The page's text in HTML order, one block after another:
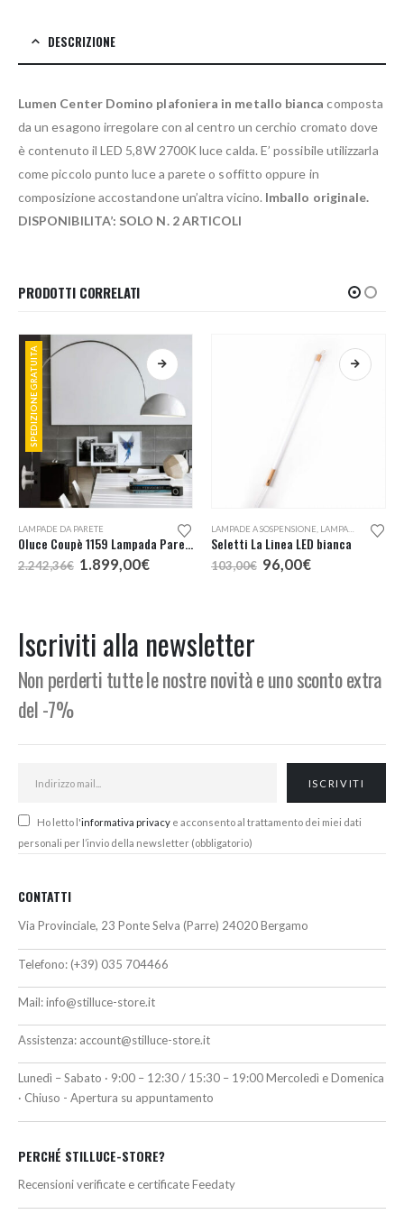
DESCRIZIONE
Lumen Center Domino plafoniera in metallo bianca composta
da un esagono irregolare con al centro un cerchio cromato dove
è contenuto il LED 5,8W 2700K luce calda. E’ possibile utilizzarla
come piccolo punto luce a parete o soffitto oppure in
composizione accostandone un’altra vicino. Imballo originale.
DISPONIBILITA’: SOLO N. 2 ARTICOLI
PRODOTTI CORRELATI
SPEDIZIONE GRATUITA
Questo prodotto ha più varianti. Le opzioni possono essere scelte nella pagina del prodotto
LAMPADE DA PARETE
Oluce Coupè 1159 Lampada Parete
2.242,36€ Il
prezzo
1.899,00€Il
LAMPADE A SOSPENSIONE LAMPADE DA PARETE
Seletti La Linea LED bianca
103,00€ Il
prezzo
96,00€Il
Iscriviti alla newsletter
Non perderti tutte le nostre novità e uno sconto extra
del -7%
Ho letto l'informativa privacy e acconsento al trattamento dei miei dati
personali per l’invio della newsletter (obbligatorio)
CONTATTI
Via Provinciale, 23 Ponte Selva (Parre) 24020 Bergamo
Telefono: (+39) 035 704466
Mail:info@stilluce-store.it
Assistenza: account@stilluce-store.it
Lunedì – Sabato · 9:00 – 12:30 / 15:30 – 19:00 Mercoledì e Domenica
· Chiuso - Apertura su appuntamento
PERCHÉ STILLUCE-STORE?
Recensioni verificate e certificate Feedaty